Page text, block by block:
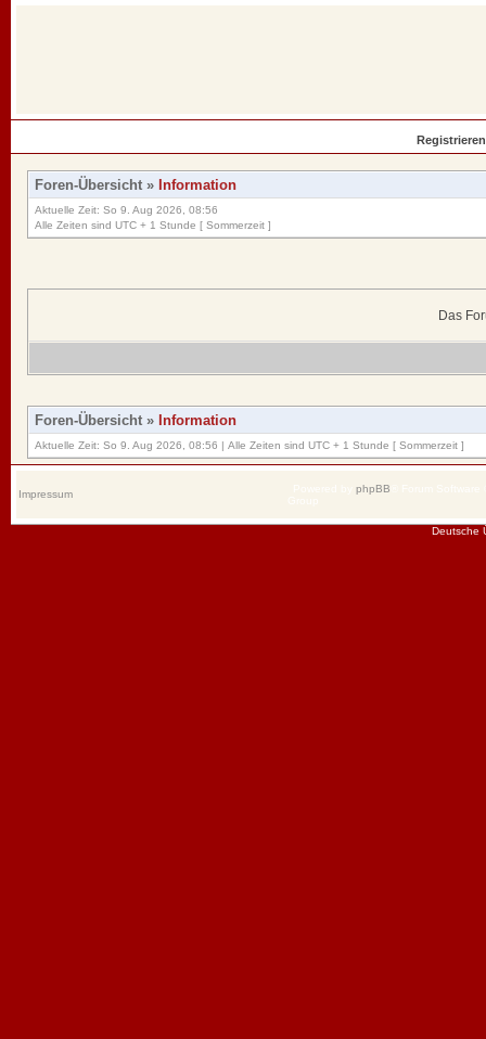
Registrieren
Foren-Übersicht » Information
Aktuelle Zeit: So 9. Aug 2026, 08:56
Alle Zeiten sind UTC + 1 Stunde [ Sommerzeit ]
Das
Foren-Übersicht » Information
Aktuelle Zeit: So 9. Aug 2026, 08:56 | Alle Zeiten sind UTC + 1 Stunde [ Sommerzeit ]
Impressum phpBB
Deutsche